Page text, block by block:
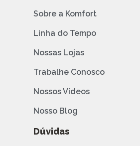
Sobre a Komfort
Linha do Tempo
Nossas Lojas
Trabalhe Conosco
Nossos Vídeos
Nosso Blog
Dúvidas